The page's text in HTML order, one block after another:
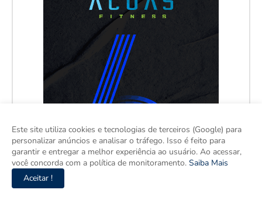
Este site utiliza cookies e tecnologias de terceiros (Google) para
personalizar anúncios e analisar o tráfego. Isso é feito para
garantir e entregar a melhor experiência ao usuário. Ao acessar,
você concorda com a política de monitoramento. Saiba Mais
Aceitar !